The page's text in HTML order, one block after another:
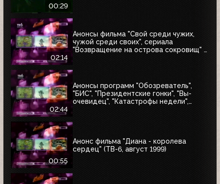
00:29
02:14
Анонсы фильма "Свой среди чужих,
чужой среди своих", сериала
"Возвращение на острова сокровищ" и
02:44
Анонсы программ "Обозреватель",
"БИС", "Президентские гонки", "Вы-
очевидец", "Катастрофы недели",
00:55
Анонс фильма "Диана - королева
сердец" (ТВ-6, август 1999)